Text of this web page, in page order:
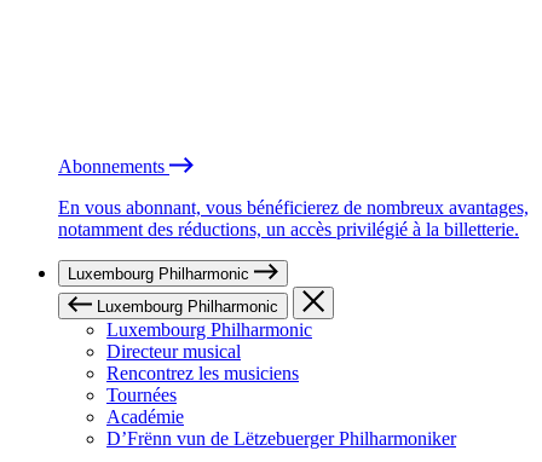
Abonnements
En vous abonnant, vous bénéficierez de nombreux avantages,
notamment des réductions, un accès privilégié à la billetterie.
Luxembourg Philharmonic
Luxembourg Philharmonic
Luxembourg Philharmonic
Directeur musical
Rencontrez les musiciens
Tournées
Académie
D’Frënn vun de Lëtzebuerger Philharmoniker